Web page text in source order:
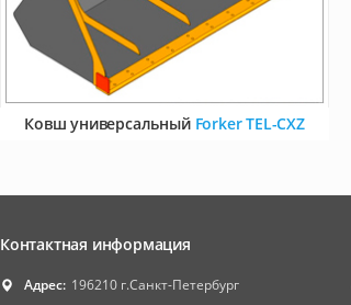
Ковш универсальный Forker TEL-CXZ
Контактная информация
Адрес: 196210 г.Санкт-Петербург